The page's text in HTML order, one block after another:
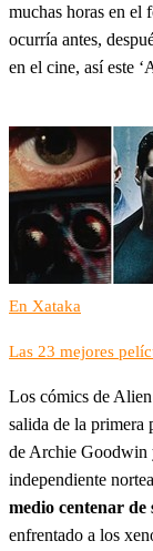
muchas horas en el
ocurría antes,
en el cine, así este
En Xataka
Las 23 mejores
Los cómics de
salida de la primera
de Archie Goodwin
independiente
medio centenar de
enfrentado a los